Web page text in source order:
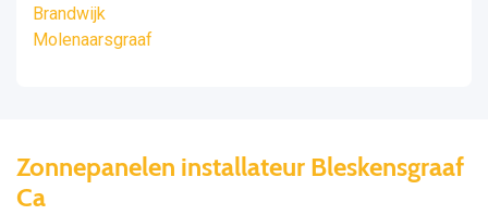
Brandwijk
Molenaarsgraaf
Zonnepanelen installateur Bleskensgraaf
Ca